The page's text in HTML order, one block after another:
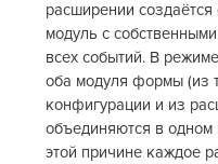
расширении создаётся
модуль с
всех событий. В
оба модуля формы (из
конфигурации и из
объединяются в одном
этой причине каждое